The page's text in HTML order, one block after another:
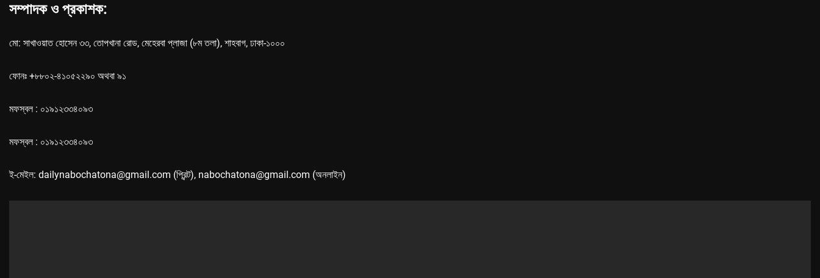
সম্পাদক ও প্রকাশক:
মো: সাখাওয়াত হোসেন ৩৩, তোপখানা রোড, মেহেরবা প্লাজা (৮ম তলা), শাহবাগ, ঢাকা-১০০০
ফোনঃ +৮৮০২-৪১০৫২২৯০ অথবা ৯১
মফস্বল : ০১৯১২৩৩৪০৯৩
মফস্বল : ০১৯১২৩৩৪০৯৩
ই-মেইল: dailynabochatona@gmail.com (প্রিন্ট), nabochatona@gmail.com (অনলাইন)